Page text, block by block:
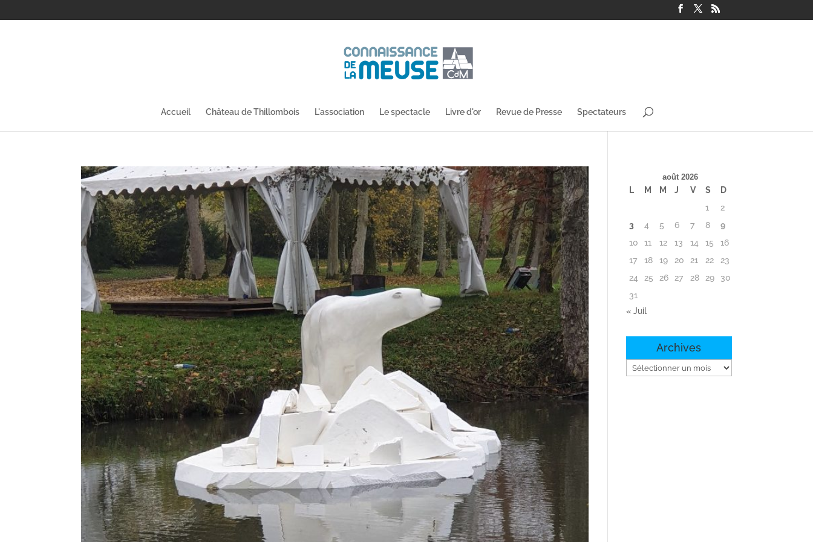
Accueil Château de Thillombois L'association Le spectacle Livre d'or Revue de Presse Spectateurs
août 2026
L M M J V S
D
1
2
3
4 5 6 7 8
9
10
11 12 13 14 15
16
17
18 19 20 21 22
23
24
25 26 27 28 29
30
31
« Juil
Archives
Archives